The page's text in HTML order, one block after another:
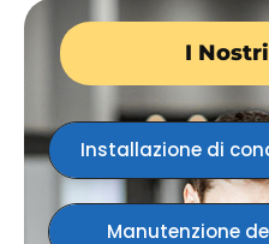
I
Installazione di
Manutenzione